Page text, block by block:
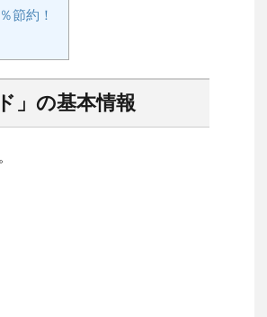
節約！
」の基本情報